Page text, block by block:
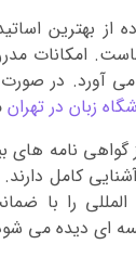
از بهترین
امکانات
آورد. در
زبان در تهران
نامه های
کامل
را با
ای دیده می